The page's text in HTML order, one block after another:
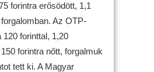
forintra erősödött, 1,1
Az OTP-
forinttal, 1,20
forintra nőtt, forgalmuk
tett ki. A Magyar